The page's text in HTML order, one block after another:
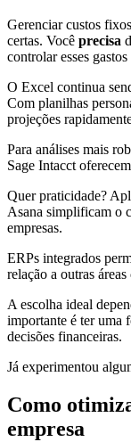
Gerenciar custos
certas. Você precisa
controlar esses
O Excel continua
Com planilhas
projeções
Para análises mais
Sage Intacct
Quer praticidade?
Asana simplificam o
empresas.
ERPs integrados
relação a outras
A escolha ideal
importante é ter uma
decisões financeiras.
Já experimentou
Como
empresa